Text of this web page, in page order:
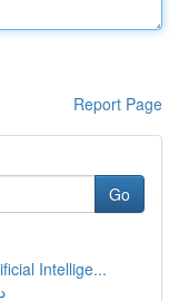
Report Page
Go
Intellige...